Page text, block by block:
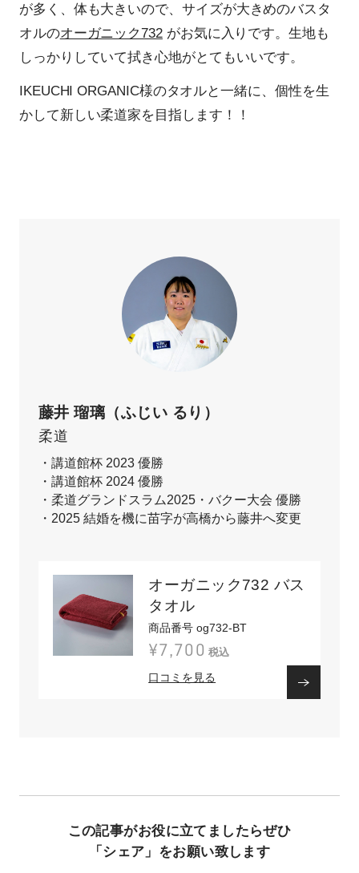
が多く、体も大きいので、サイズが大きめのバスタ
オルのオーガニック732がお気に入りです。生地も
しっかりしていて拭き心地がとてもいいです。
IKEUCHI ORGANIC様のタオルと一緒に、個性を生
かして新しい柔道家を目指します！！
藤井 瑠璃（ふじい るり）
柔道
・講道館杯 2023 優勝
・講道館杯 2024 優勝
・柔道グランドスラム2025・バクー大会 優勝
・2025 結婚を機に苗字が高橋から藤井へ変更
オーガニック732 バス
タオル
商品番号 og732-BT
¥7,700 税込
口コミを見る
この記事がお役に立てましたらぜひ
「シェア」をお願い致します